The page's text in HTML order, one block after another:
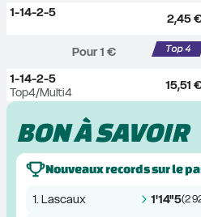
1-14-2-5
2,45
Pour 1 €
1-14-2-5
Top4/Multi4
15,51
BON À SAVOIR
Nouveaux records sur le
1. Lascaux 1'14"5(2